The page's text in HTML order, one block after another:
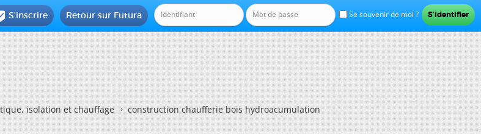
Se souvenir de moi ?
Retour sur Futura
S'inscrire
isolation et chauffage construction chaufferie bois hydroacumulation